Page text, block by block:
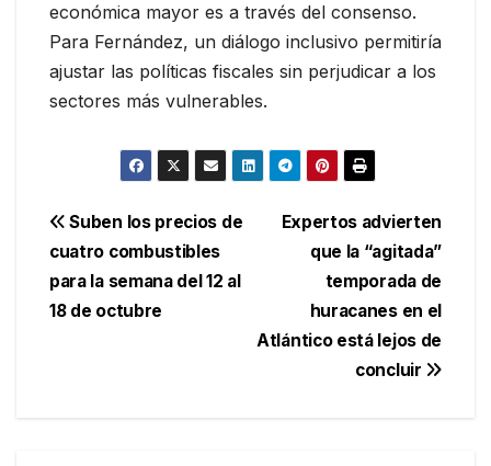
económica mayor es a través del consenso.
Para Fernández, un diálogo inclusivo permitiría
ajustar las políticas fiscales sin perjudicar a los
sectores más vulnerables.
Navegación
de
entradas
Expertos advierten
que la “agitada”
temporada de
huracanes en el
Atlántico está lejos de
concluir
Suben los precios de
cuatro combustibles
para la semana del 12 al
18 de octubre